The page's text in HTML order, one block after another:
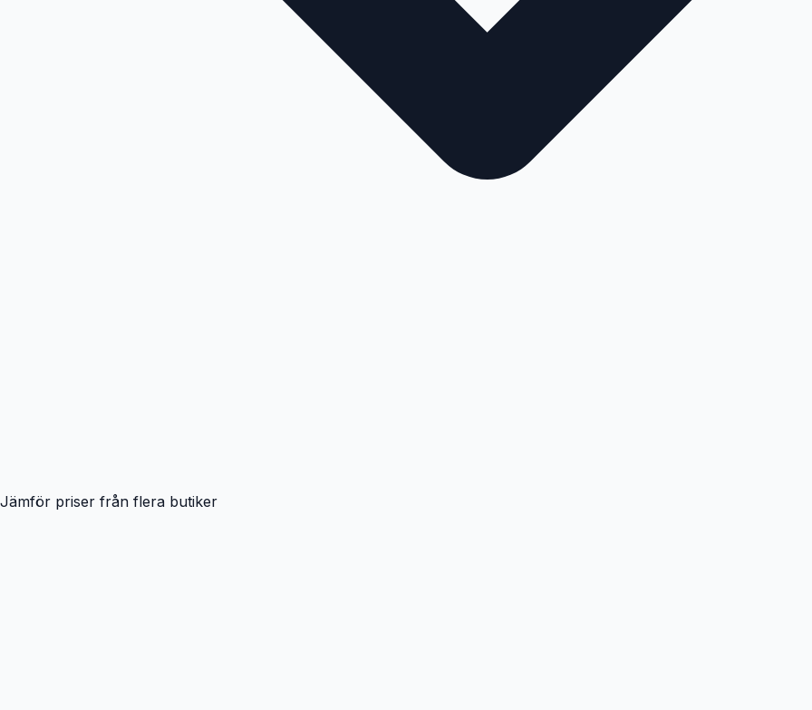
Jämför priser från flera butiker